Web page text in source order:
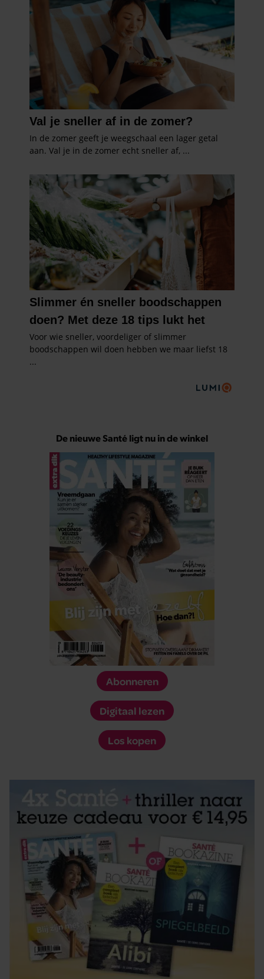
De nieuwe Santé ligt nu in de winkel
Abonneren
Digitaal lezen
Los kopen